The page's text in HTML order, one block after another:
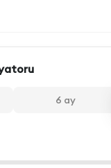
6 ay